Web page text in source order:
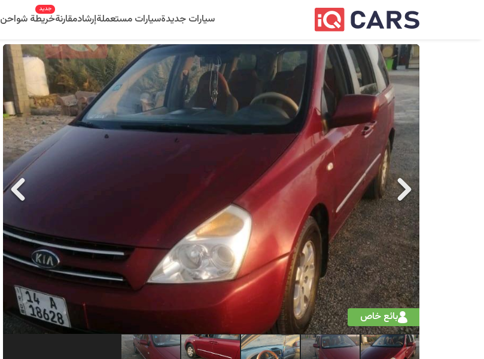
سيارات جديدةسيارات مستعملةإرشادمقارنةخريطة شواحن
جديد
بائع خاص